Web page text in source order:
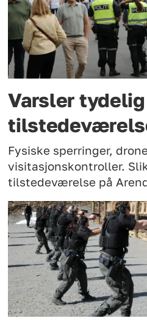
Varsler tydelig
Fysiske sperringer,
visitasjonskontroller.
tilstedeværelse på